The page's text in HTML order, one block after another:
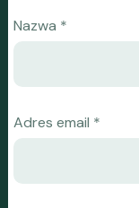
Nazwa *
Adres email *